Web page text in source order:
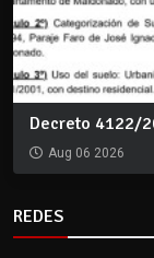
Decreto 4122/
Aug 06 2026
REDES